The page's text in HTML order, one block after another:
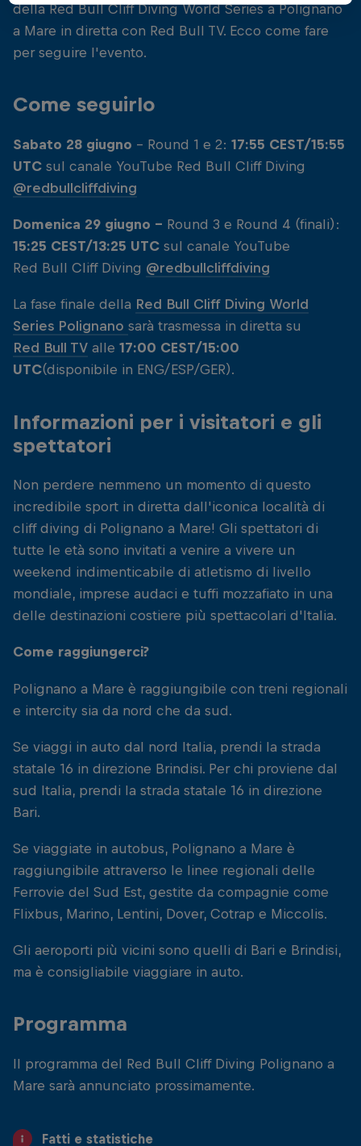
della Red Bull Cliff Diving World Series a Polignano
a Mare in diretta con Red Bull TV. Ecco come fare
per seguire l'evento.
Come seguirlo
Sabato 28 giugno - Round 1 e 2: 17:55 CEST/15:55
UTC sul canale YouTube Red Bull Cliff Diving
@redbullcliffdiving
Domenica 29 giugno - Round 3 e Round 4 (finali):
15:25 CEST/13:25 UTC sul canale YouTube
Red Bull Cliff Diving @redbullcliffdiving
La fase finale della Red Bull Cliff Diving World
Series Polignano sarà trasmessa in diretta su
Red Bull TV alle 17:00 CEST/15:00
UTC(disponibile in ENG/ESP/GER).
Informazioni per i visitatori e gli
spettatori
Non perdere nemmeno un momento di questo
incredibile sport in diretta dall'iconica località di
cliff diving di Polignano a Mare! Gli spettatori di
tutte le età sono invitati a venire a vivere un
weekend indimenticabile di atletismo di livello
mondiale, imprese audaci e tuffi mozzafiato in una
delle destinazioni costiere più spettacolari d'Italia.
Come raggiungerci?
Polignano a Mare è raggiungibile con treni regionali
e intercity sia da nord che da sud.
Se viaggi in auto dal nord Italia, prendi la strada
statale 16 in direzione Brindisi. Per chi proviene dal
sud Italia, prendi la strada statale 16 in direzione
Bari.
Se viaggiate in autobus, Polignano a Mare è
raggiungibile attraverso le linee regionali delle
Ferrovie del Sud Est, gestite da compagnie come
Flixbus, Marino, Lentini, Dover, Cotrap e Miccolis.
Gli aeroporti più vicini sono quelli di Bari e Brindisi,
ma è consigliabile viaggiare in auto.
Programma
Il programma del Red Bull Cliff Diving Polignano a
Mare sarà annunciato prossimamente.
Fatti e statistiche